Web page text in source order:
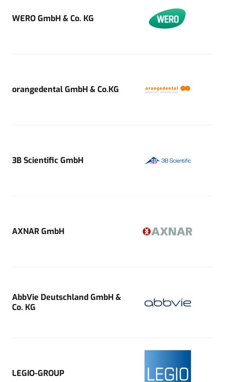
WERO GmbH & Co. KG
orangedental GmbH & Co.KG
3B Scientific GmbH
AXNAR GmbH
AbbVie Deutschland GmbH &
Co. KG
LEGIO-GROUP